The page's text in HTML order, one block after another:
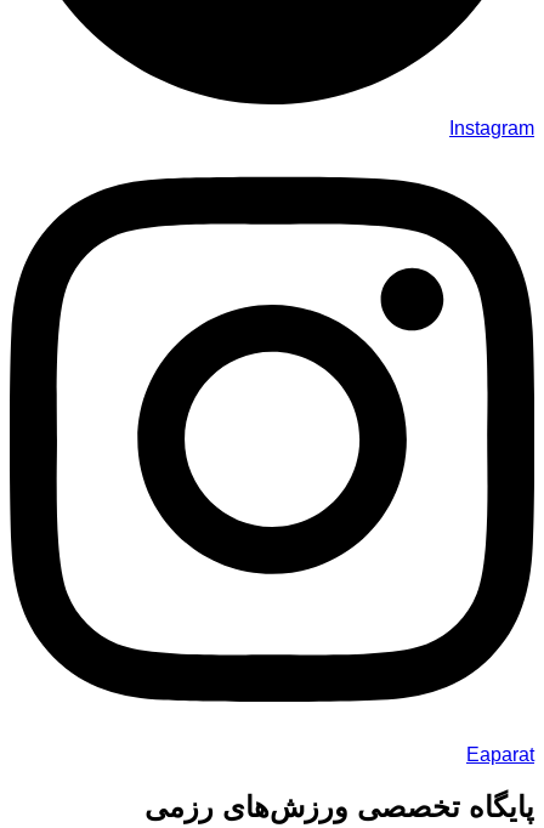
Instagram
Eaparat
پایگاه تخصصی ورزش‌های رزمی